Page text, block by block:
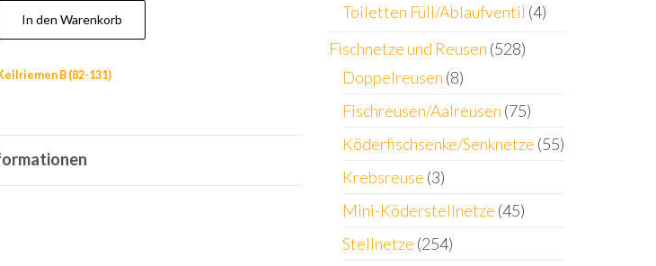
In den Warenkorb
B (82-131)
Toiletten Füll/Ablaufventil (4)
Fischnetze und Reusen (528)
Doppelreusen (8)
Fischreusen/Aalreusen (75)
Köderfischsenke/Senknetze (55)
Krebsreuse (3)
Mini-Köderstellnetze (45)
Stellnetze (254)